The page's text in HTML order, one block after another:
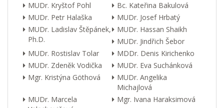
MUDr. Kryštof Pohl
Bc. Kateřina Bakulová
MUDr. Petr Halaška
MUDr. Josef Hrbatý
MUDr. Ladislav Štěpánek,
Ph.D.
MUDr. Hassan Shaikh
MUDr. Jindřich Šebor
MUDr. Rostislav Tolar
MDDr. Denis Kirichenko
MUDr. Zdeněk Vodička
MUDr. Eva Suchánková
Mgr. Kristýna Göthová
MUDr. Angelika
Michajlová
MUDr. Marcela
Mgr. Ivana Haraksimová